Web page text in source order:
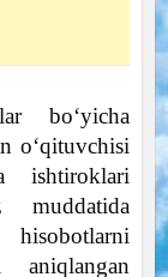
bo‘yicha
o‘qituvchisi
ishtiroklari
muddatida